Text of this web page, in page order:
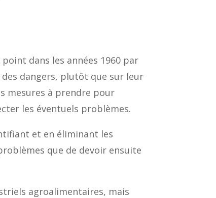
dans les années 1960 par
dangers, plutôt que sur leur
mesures à prendre pour
les éventuels problèmes.
et en éliminant les
que de devoir ensuite
agroalimentaires, mais